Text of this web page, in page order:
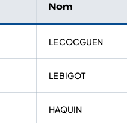
Nom
LE COCGUEN
LE BIGOT
HAQUIN